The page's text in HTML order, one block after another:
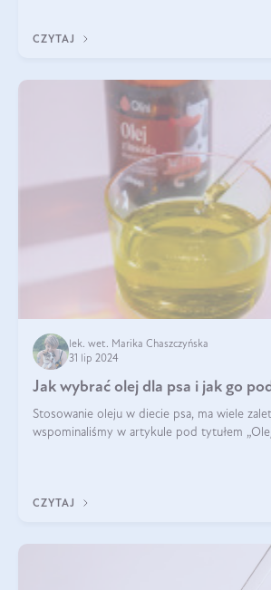
CZYTAJ
lek. wet. Marika Chaszczyńska
31 lip 2024
Jak wybrać olej dla psa i jak go
Stosowanie oleju w diecie psa, ma wiele
wspominaliśmy w artykule pod tytułem
CZYTAJ